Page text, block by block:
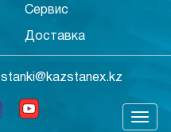
Сервис
Доставка